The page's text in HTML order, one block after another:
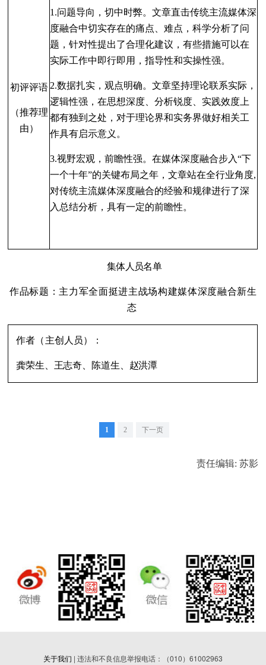
初评评语
（推荐理
由）
1.问题导向，切中时弊。文章直击传统主流媒体深
度融合中切实存在的痛点、难点，科学分析了问
题，针对性提出了合理化建议，有些措施可以在
实际工作中即行即用，指导性和实操性强。
2.数据扎实，观点明确。文章坚持理论联系实际，
逻辑性强，在思想深度、分析锐度、实践效度上
都有独到之处，对于理论界和实务界做好相关工
作具有启示意义。
3.视野宏观，前瞻性强。在媒体深度融合步入“下
一个十年”的关键布局之年，文章站在全行业角度,
对传统主流媒体深度融合的经验和规律进行了深
入总结分析，具有一定的前瞻性。
集体人员名单
作品标题：主力军全面挺进主战场构建媒体深度融合新生
态
作者（主创人员）：
龚荣生、王志奇、陈道生、赵洪潭
1 2 下一页
责任编辑: 苏影
关于我们 | 违法和不良信息举报电话：（010）61002963